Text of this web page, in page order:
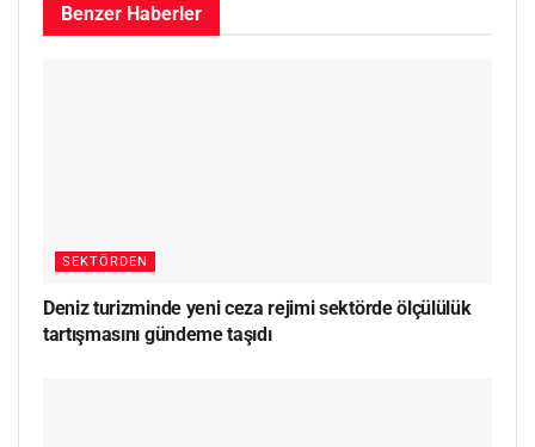
Benzer Haberler
SEKTÖRDEN
Deniz turizminde yeni ceza rejimi sektörde ölçülülük
tartışmasını gündeme taşıdı